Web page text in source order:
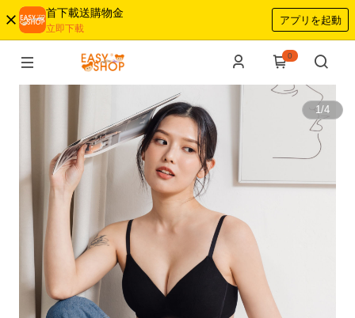
首下載送購物金
立即下載
アプリを起動
0
1/4